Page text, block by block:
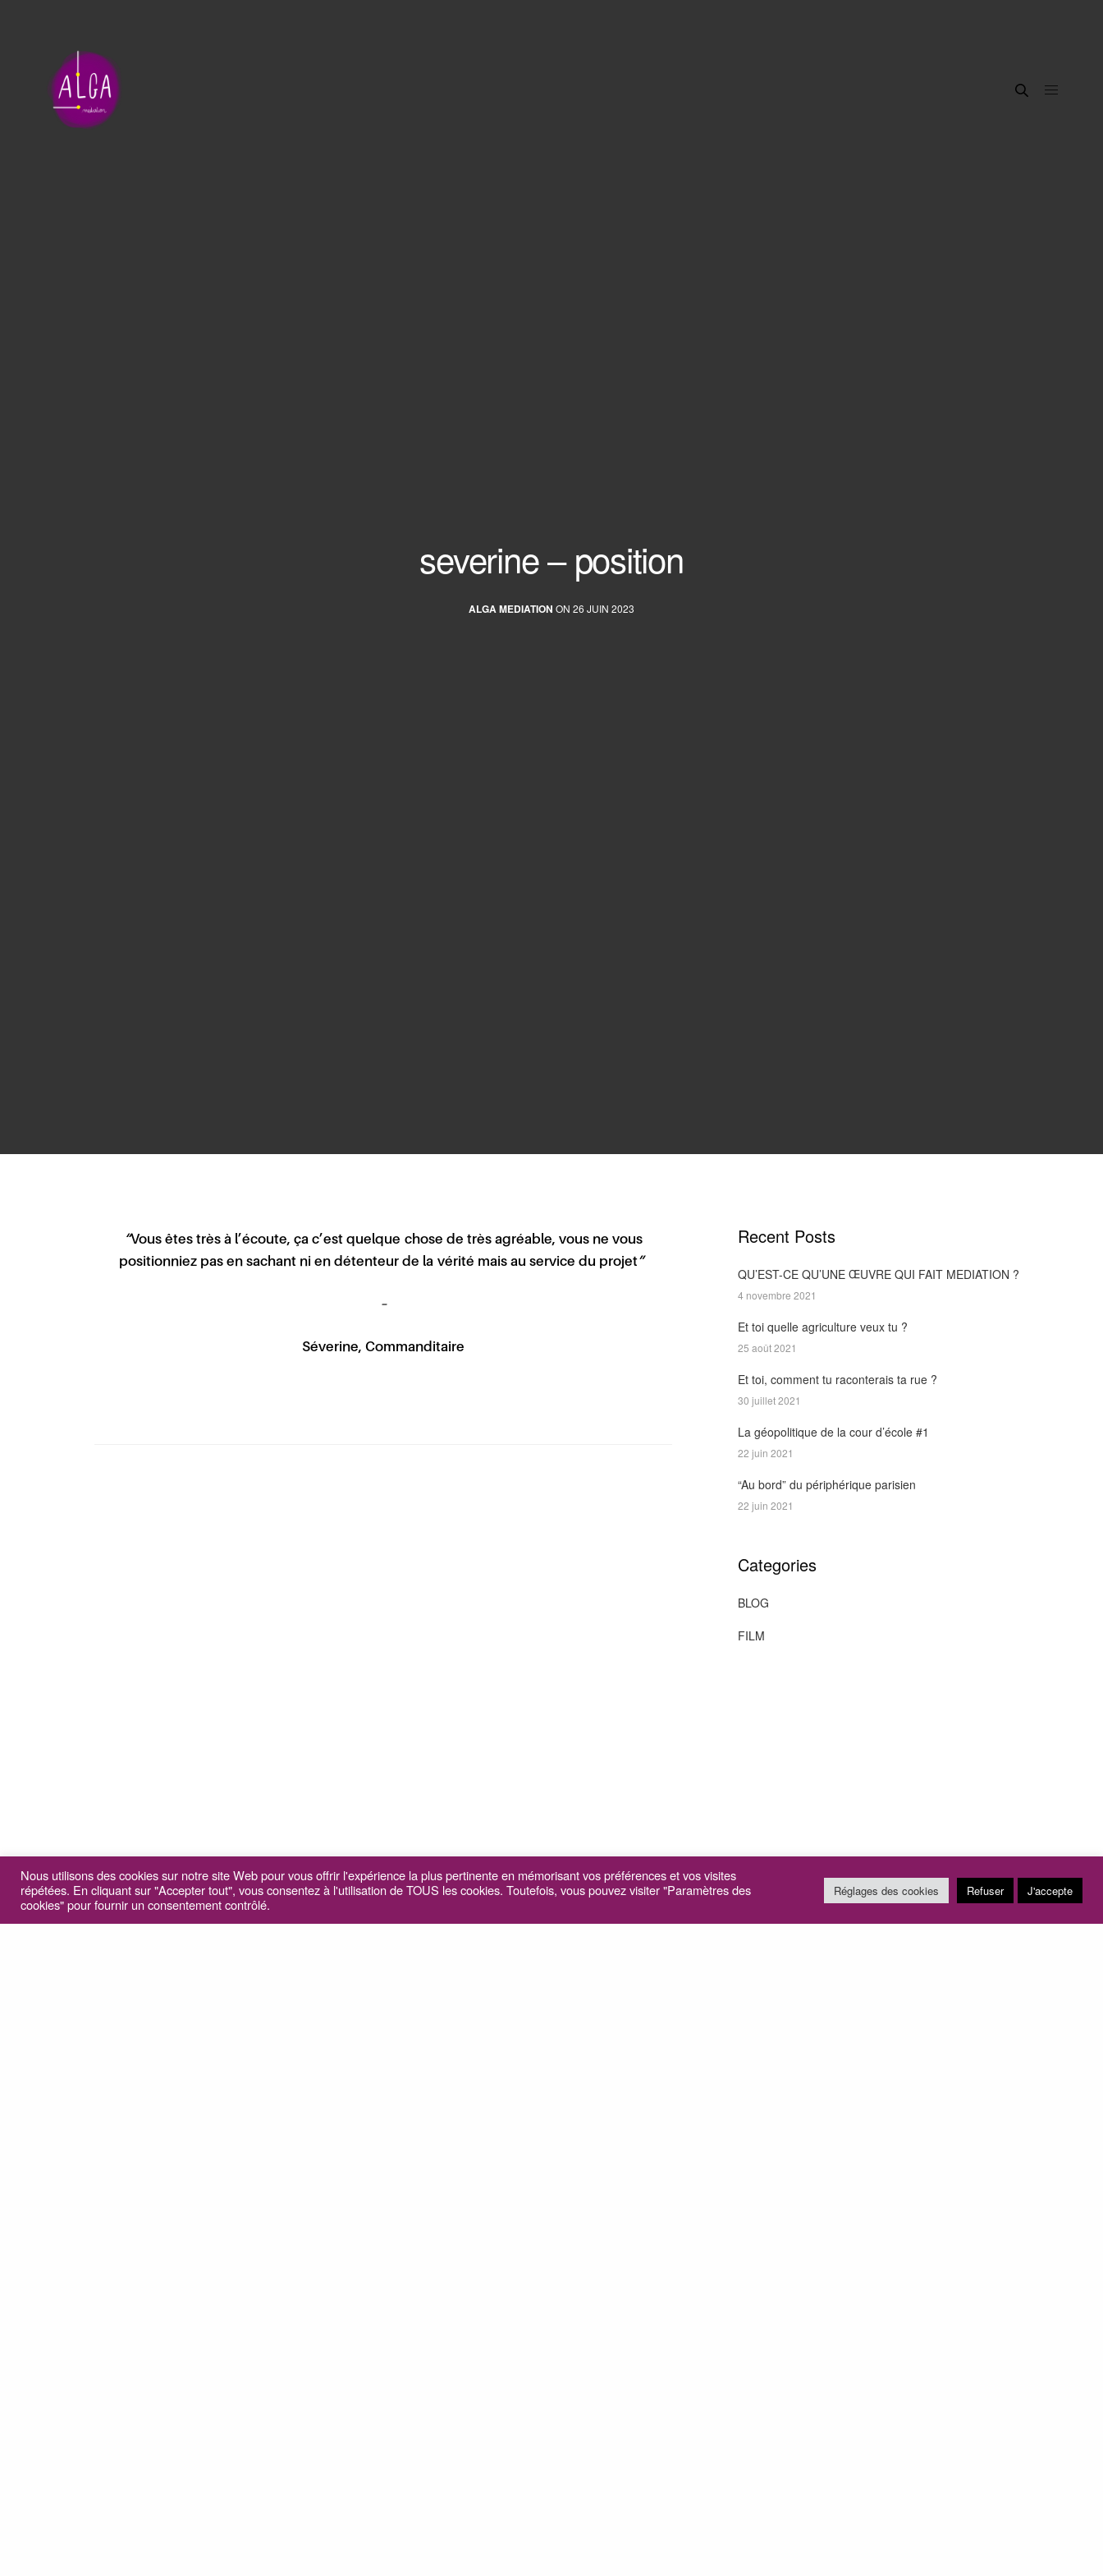
severine – position
ALGA MEDIATION ON 26 JUIN 2023
“Vous êtes très à l’écoute, ça c’est quelque chose de très agréable, vous ne vous
positionniez pas en sachant ni en détenteur de la vérité mais au service du projet”
–
Séverine, Commanditaire
Recent Posts
QU’EST-CE QU’UNE ŒUVRE QUI FAIT MEDIATION ?
4 novembre 2021
Et toi quelle agriculture veux tu ?
25 août 2021
Et toi, comment tu raconterais ta rue ?
30 juillet 2021
La géopolitique de la cour d’école #1
22 juin 2021
“Au bord” du périphérique parisien
22 juin 2021
Categories
BLOG
FILM
Laisser un commentaire
Nous utilisons des cookies sur notre site Web pour vous offrir l'expérience la plus pertinente en mémorisant vos préférences et vos visites
répétées. En cliquant sur "Accepter tout", vous consentez à l'utilisation de TOUS les cookies. Toutefois, vous pouvez visiter "Paramètres des
cookies" pour fournir un consentement contrôlé.
Réglages des cookies Refuser J'accepte